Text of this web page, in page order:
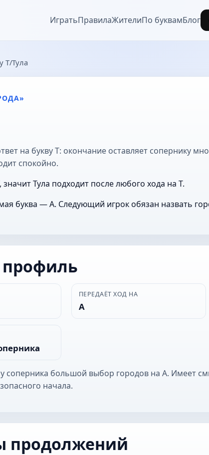
ИгратьПравилаЖителиПо буквамБлог
Т Тула
на букву Т: окончание оставляет сопернику
спокойно.
Тула подходит после любого хода на Т.
буква — А. Следующий игрок обязан назвать
ПЕРЕДАЁТ ХОД НА
А
у соперника большой выбор городов на А. Имеет
начала.
продолжений